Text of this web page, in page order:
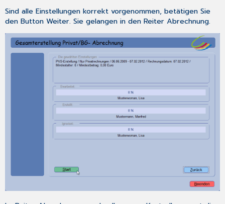
Sind alle Einstellungen korrekt vorgenommen, betätigen Sie
den ButtonWeiter. Sie gelangen in den ReiterAbrechnung.